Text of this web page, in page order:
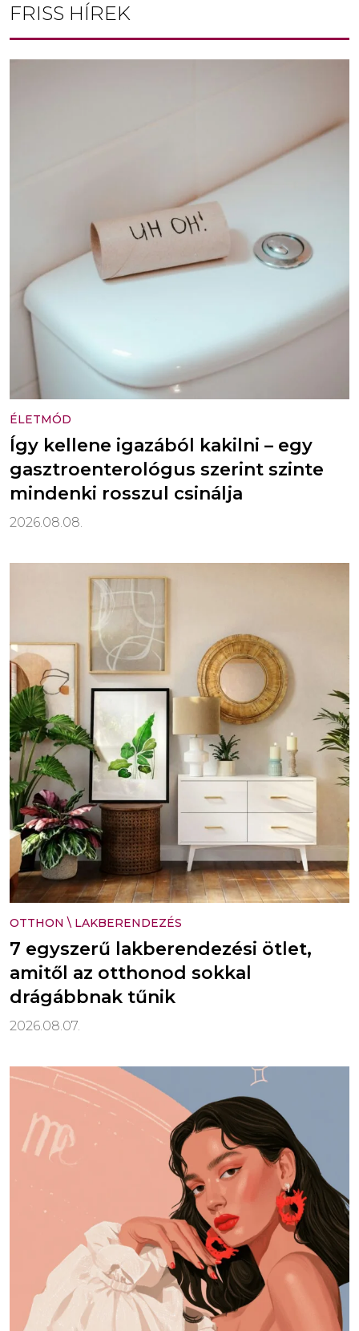
FRISS HÍREK
ÉLETMÓD
Így kellene igazából kakilni – egy
gasztroenterológus szerint szinte
mindenki rosszul csinálja
2026.08.08.
OTTHON \ LAKBERENDEZÉS
7 egyszerű lakberendezési ötlet,
amitől az otthonod sokkal
drágábbnak tűnik
2026.08.07.